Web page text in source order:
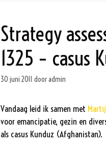
Strategy
1325 – casus
30 juni 2011 dooradmin
Vandaag leid ik samen met
voor emancipatie, gezin en
als casus Kunduz (Afghanistan).